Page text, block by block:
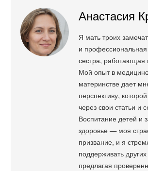
Анастасия
Я мать троих
и
сестра, работающая
Мой опыт в
материнстве дает
перспективу,
через свои статьи и
Воспитание детей и
здоровье — моя
призвание, и я
поддерживать
предлагая